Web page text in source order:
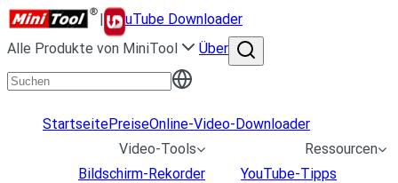
|
uTube Downloader
Alle Produkte von MiniTool
Über
StartseitePreiseOnline-Video-Downloader
Video-Tools
Bildschirm-Rekorder
Ressourcen
YouTube-Tipps